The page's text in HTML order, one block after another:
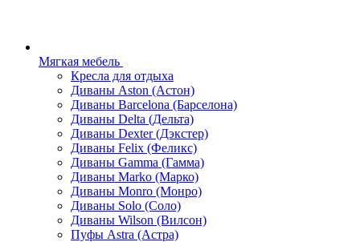
Мягкая мебель
Кресла для отдыха
Диваны Aston (Астон)
Диваны Barcelona (Барселона)
Диваны Delta (Дельта)
Диваны Dexter (Дэкстер)
Диваны Felix (Феликс)
Диваны Gamma (Гамма)
Диваны Marko (Марко)
Диваны Monro (Монро)
Диваны Solo (Соло)
Диваны Wilson (Вилсон)
Пуфы Astra (Астра)